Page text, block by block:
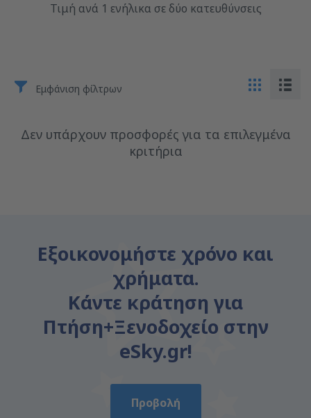
Τιμή ανά 1 ενήλικα σε δύο κατευθύνσεις
Εμφάνιση φίλτρων
Δεν υπάρχουν προσφορές για τα επιλεγμένα
κριτήρια
Εξοικονομήστε χρόνο και
χρήματα.
Κάντε κράτηση για
Πτήση+Ξενοδοχείο στην
eSky.gr!
Προβολή